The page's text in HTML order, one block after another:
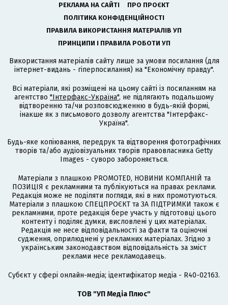
РЕКЛАМА НА САЙТІ
ПРО ПРОЄКТ
ПОЛІТИКА КОНФІДЕНЦІЙНОСТІ
ПРАВИЛА ВИКОРИСТАННЯ МАТЕРІАЛІВ УП
ПРИНЦИПИ І ПРАВИЛА РОБОТИ УП
Використання матеріалів сайту лише за умови посилання (для
інтернет-видань - гіперпосилання) на "Економічну правду".
Всі матеріали, які розміщені на цьому сайті із посиланням на
агентство "Інтерфакс-Україна", не підлягають подальшому
відтворенню та/чи розповсюдженню в будь-якій формі,
інакше як з письмового дозволу агентства "Інтерфакс-
Україна".
Будь-яке копіювання, передрук та відтворення фотографічних
творів та/або аудіовізуальних творів правовласника Getty
Images - суворо забороняється.
Матеріали з плашкою PROMOTED, НОВИНИ КОМПАНІЙ та
ПОЗИЦІЯ є рекламними та публікуються на правах реклами.
Редакція може не поділяти погляди, які в них промотуються.
Матеріали з плашкою СПЕЦПРОЄКТ та ЗА ПІДТРИМКИ також є
рекламними, проте редакція бере участь у підготовці цього
контенту і поділяє думки, висловлені у цих матеріалах.
Редакція не несе відповідальності за факти та оціночні
судження, оприлюднені у рекламних матеріалах. Згідно з
українським законодавством відповідальність за зміст
реклами несе рекламодавець.
Cубєкт у сфері онлайн-медіа; ідентифікатор медіа - R40-02163.
ТОВ "УП Медіа Плюс"